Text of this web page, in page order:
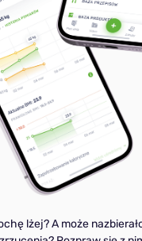
lżej? A może